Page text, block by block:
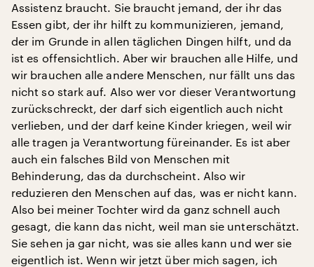
Assistenz braucht. Sie braucht jemand, der ihr das
Essen gibt, der ihr hilft zu kommunizieren, jemand,
der im Grunde in allen täglichen Dingen hilft, und da
ist es offensichtlich. Aber wir brauchen alle Hilfe, und
wir brauchen alle andere Menschen, nur fällt uns das
nicht so stark auf. Also wer vor dieser Verantwortung
zurückschreckt, der darf sich eigentlich auch nicht
verlieben, und der darf keine Kinder kriegen, weil wir
alle tragen ja Verantwortung füreinander. Es ist aber
auch ein falsches Bild von Menschen mit
Behinderung, das da durchscheint. Also wir
reduzieren den Menschen auf das, was er nicht kann.
Also bei meiner Tochter wird da ganz schnell auch
gesagt, die kann das nicht, weil man sie unterschätzt.
Sie sehen ja gar nicht, was sie alles kann und wer sie
eigentlich ist. Wenn wir jetzt über mich sagen, ich